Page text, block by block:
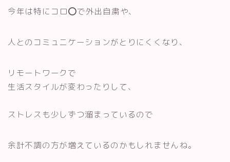
今年は特に コロ⭕️で外出自粛や、
人とのコミュニケーションがとりにくくなり、
リモートワークで
生活スタイルが変わったりして、
ストレスも少しずつ溜まっているので
余計不調の方が増えているのかもしれませんね。